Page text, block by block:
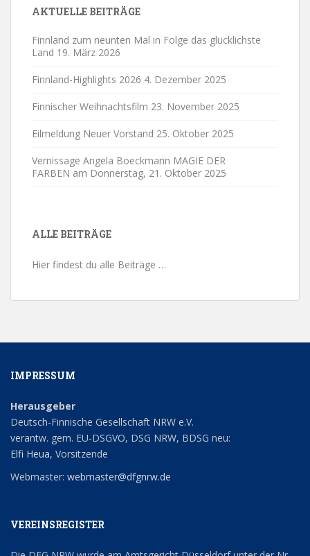
AKTUELLE BEITRÄGE
Finnland zum neunten Mal in Folge das glücklichste
Land 19. März 2026
Finnland-Highlights 2026 4. Dezember 2025
Finnischer Weihnachtsfilm 23. November 2025
Eilmeldung Neuer Vorstand 25. Oktober 2025
Vernissage Angela Boeckmann MAGIE DER
FARBEN am Donnerstag, 21. Oktober 2025
ALLE BEITRÄGE
Hier findest du alle Beiträge …
IMPRESSUM
Herausgeber
Deutsch-Finnische Gesellschaft NRW e.V.
verantw. gem. EU-DSGVO, DSG NRW, BDSG neu:
Elfi Heua, Vorsitzende
Webmaster: webmaster@dfgnrw.de
VEREINSREGISTER